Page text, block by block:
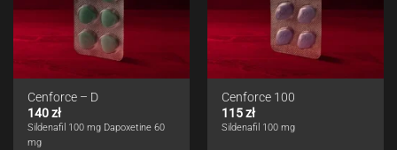
Cenforce – D
140zł
Sildenafil 100 mg Dapoxetine 60
mg
Cenforce 100
115zł
Sildenafil 100 mg